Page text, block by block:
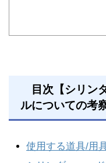
目次【シリン
ルについての考
使用する道具/用